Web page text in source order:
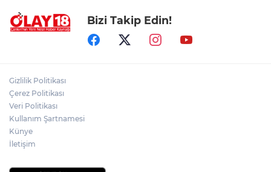
ADEM YAYLACI ELDİVAN'DA DUALARLA
TOPRAĞA VERİLDİ
ABD-İRAN HATTINDA YENİ KRİZ
Bizi Takip Edin!
Gizlilik Politikası
Çerez Politikası
Veri Politikası
Kullanım Şartnamesi
Künye
İletişim